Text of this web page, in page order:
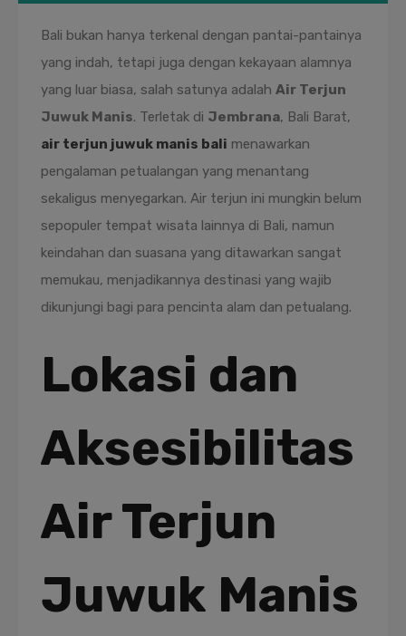
Bali bukan hanya terkenal dengan pantai-pantainya
yang indah, tetapi juga dengan kekayaan alamnya
yang luar biasa, salah satunya adalah Air Terjun
Juwuk Manis. Terletak di Jembrana, Bali Barat,
air terjun juwuk manis bali menawarkan
pengalaman petualangan yang menantang
sekaligus menyegarkan. Air terjun ini mungkin belum
sepopuler tempat wisata lainnya di Bali, namun
keindahan dan suasana yang ditawarkan sangat
memukau, menjadikannya destinasi yang wajib
dikunjungi bagi para pencinta alam dan petualang.
Lokasi dan
Aksesibilitas
Air Terjun
Juwuk Manis